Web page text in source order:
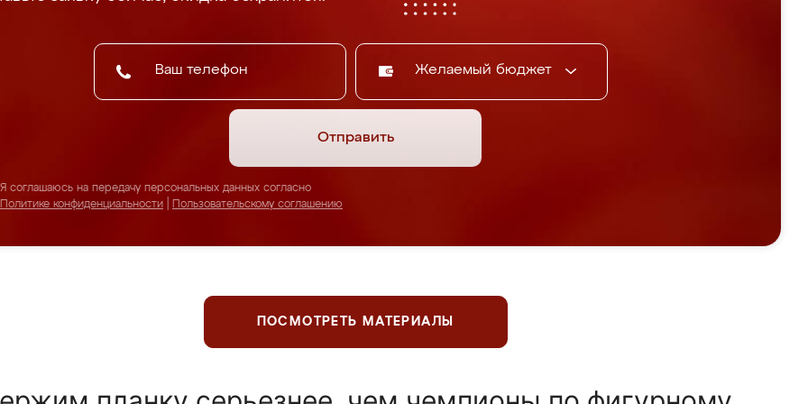
Желаемый бюджет
Отправить
Я соглашаюсь на передачу персональных данных согласно
Политике конфиденциальности
Пользовательскому соглашению
ПОСМОТРЕТЬ МАТЕРИАЛЫ